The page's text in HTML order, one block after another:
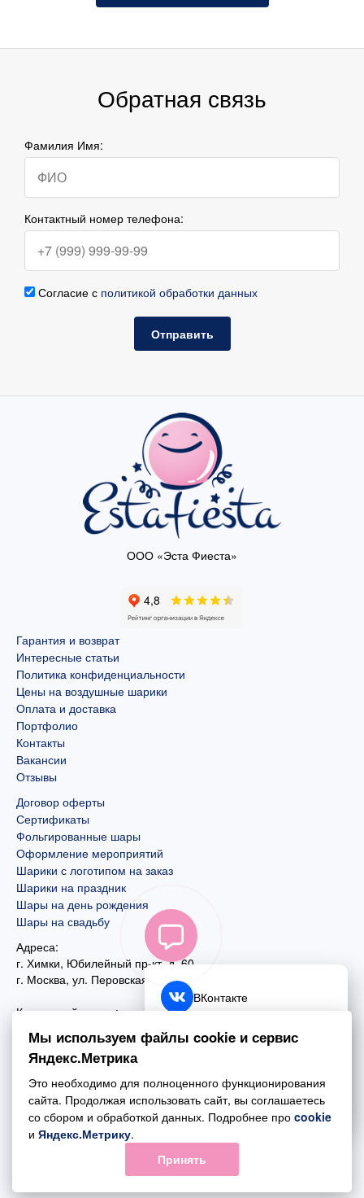
Обратная связь
Фамилия Имя:
Контактный номер телефона:
Согласие с политикой обработки данных
Отправить
ООО «Эста Фиеста»
Гарантия и возврат
Интересные статьи
Политика конфиденциальности
Цены на воздушные шарики
Оплата и доставка
Портфолио
Контакты
Вакансии
Отзывы
Договор оферты
Сертификаты
Фольгированные шары
Оформление мероприятий
Шарики с логотипом на заказ
Шарики на праздник
Шары на день рождения
Шары на свадьбу
Адреса:
г. Химки, Юбилейный пр-кт, д. 60
г. Москва, ул. Перовская, д. 59
Контактный номер:
+7 (495) 970-44-75
Почта:
mail@esta-fiesta.ru
Режим работы интернет-магазина:
ПН-ВС с 09:00 до 21:00
ВКонтакте
Telegram
Обратный звонок
Мы используем файлы cookie и сервис
Яндекс.Метрика
Это необходимо для полноценного функционирования
сайта. Продолжая использовать сайт, вы соглашаетесь
со сбором и обработкой данных. Подробнее про cookie
и Яндекс.Метрику.
Принять